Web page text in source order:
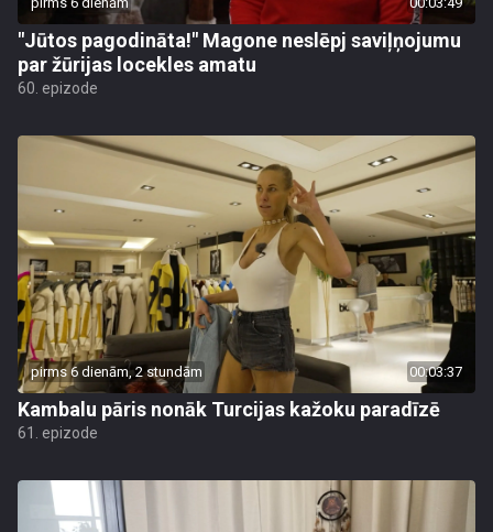
"Jūtos pagodināta!" Magone neslēpj saviļņojumu
par žūrijas locekles amatu
60. epizode
pirms 6 dienām, 2 stundām 00:03:37
Kambalu pāris nonāk Turcijas kažoku paradīzē
61. epizode